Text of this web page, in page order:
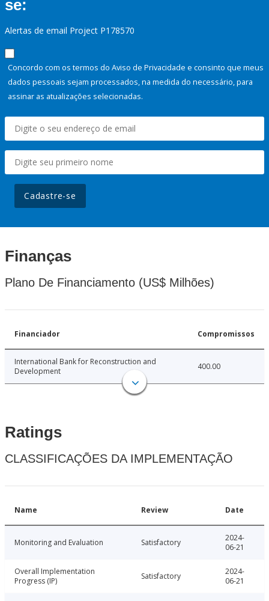
se:
Alertas de email Project P178570
Concordo com os termos do Aviso de Privacidade e consinto que meus
dados pessoais sejam processados, na medida do necessário, para
assinar as atualizações selecionadas.
Cadastre-se
Finanças
Plano De Financiamento (US$ Milhões)
Financiador Compromissos
International Bank for Reconstruction and
Development
400.00
Ratings
CLASSIFICAÇÕES DA IMPLEMENTAÇÃO
Name Review Date
Monitoring and Evaluation Satisfactory
2024-
06-21
Overall Implementation
Progress (IP)
Satisfactory
2024-
06-21